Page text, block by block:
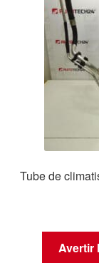
Tube de
Avertir